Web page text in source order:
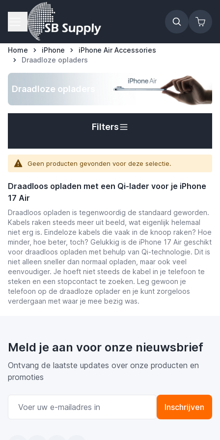
Ga naar de inhoud
Home iPhone
iPhone Air Accessories
Draadloze opladers
Draadloze opladers
Filters
Geen producten gevonden voor deze selectie.
Draadloos opladen met een Qi-lader voor je iPhone
17 Air
Draadloos opladen is tegenwoordig de standaard geworden.
Kabels raken steeds meer uit beeld, wat eigenlijk helemaal
niet erg is. Eindeloze kabels die vaak in de knoop raken? Hoe
minder, hoe beter, toch? Gelukkig is de iPhone 17 Air geschikt
voor draadloos opladen met behulp van Qi-technologie. Dit is
niet alleen sneller dan normaal opladen, maar ook veel
eenvoudiger. Je hoeft niet steeds de kabel in je telefoon te
steken en een stopcontact te zoeken. Leg gewoon je
telefoon op de draadloze oplader en je kunt zorgeloos
verdergaan met waar je mee bezig was.
Meld je aan voor onze nieuwsbrief
Ontvang de laatste updates over onze producten en
promoties
Inschrijven